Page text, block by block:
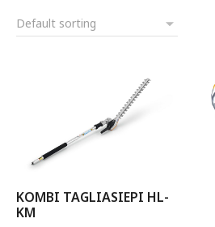
KOMBI TAGLIASIEPI HL-
KM